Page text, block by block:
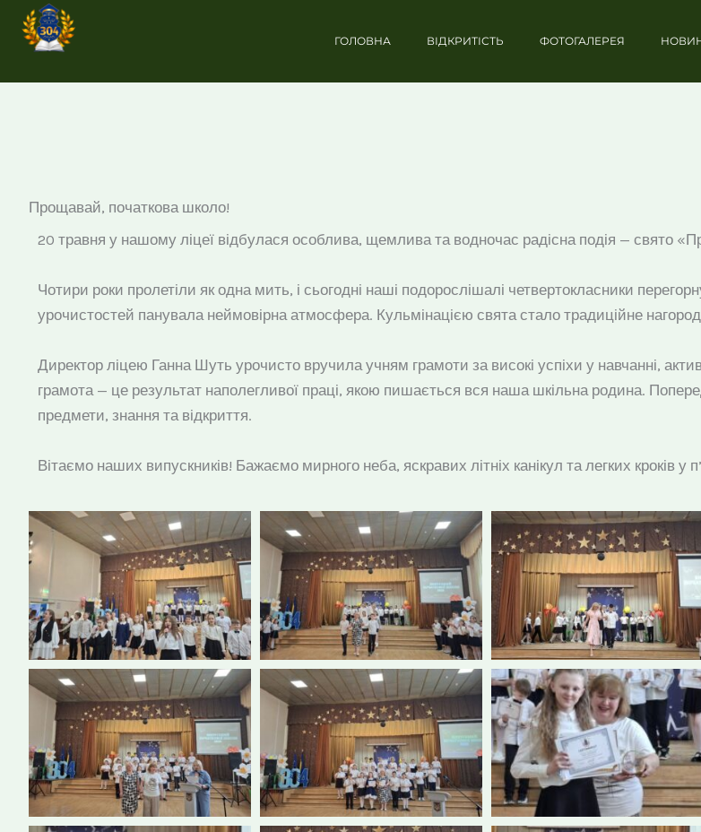
Перейти
ГОЛОВНА ВІДКРИТІСТЬ ФОТОГАЛЕРЕЯ
Прощавай, початкова школо!
20 травня у нашому ліцеї відбулася особлива, щемлива та водночас радісна подія — свято
Чотири роки пролетіли як одна мить, і сьогодні наші подорослішалі четвертокласники
урочистостей панувала неймовірна атмосфера. Кульмінацією свята стало традиційне
Директор ліцею Ганна Шуть урочисто вручила учням грамоти за високі успіхи у навчанні,
грамота — це результат наполегливої праці, якою пишається вся наша шкільна родина.
предмети, знання та відкриття.
Вітаємо наших випускників! Бажаємо мирного неба, яскравих літніх канікул та легких кроків у